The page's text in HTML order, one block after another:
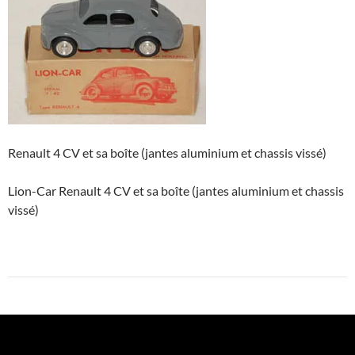
Renault 4 CV et sa boîte (jantes aluminium et chassis vissé)
Lion-Car Renault 4 CV et sa boîte (jantes aluminium et chassis
vissé)